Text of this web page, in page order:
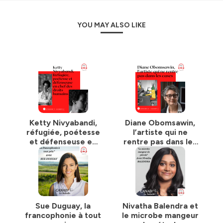
diversity of Canadian culturethrough interviews
season 2, I will introduce you to some equally inspired
and committed Canadians. Individuals who will take us
with them on their journeys, share with us their
struggles and values
Together, we will talk about what brings us together,
environment,reconciliation defendingour
linguistic identity,culture
... And many other places
Une série réalisée par Marie Cousin, Ambassade du
Canada en France, avec les studios La Fugitive.
@cc_canadien @ambcanfrance @MCousin_AmbCan
Hébergé par Ausha. Visitez
ausha.co/politique-de-
confidentialitepour plus d'informations.
YOU MAY ALSO LIKE
Ketty Nivyabandi,
réfugiée, poétesse
et défenseuse en
chef des droits
humains
Diane Obomsawin,
l’artiste qui ne
rentre pas dans les
cases
Sue Duguay, la
francophonie à tout
Nivatha Balendra et
le microbe mangeur